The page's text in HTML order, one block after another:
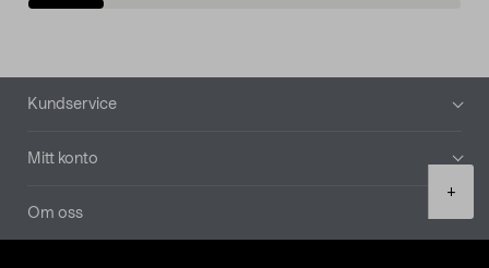
+
Sidfot
Kundservice
Mitt konto
Om oss